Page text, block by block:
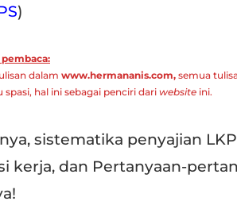
)
dalam www.hermananis.com, semua
spasi, hal ini sebagai penciri dari website ini.
sistematika penyajian
kerja, dan Pertanyaan-